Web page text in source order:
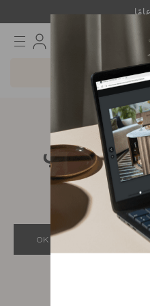
متاجر Gautier في
Saint-
OK